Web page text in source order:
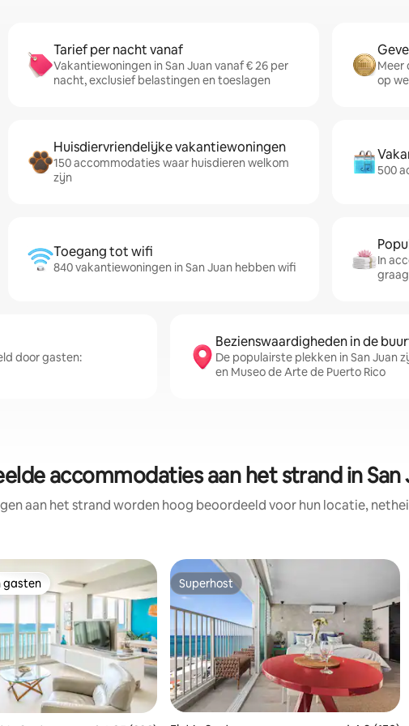
Tarief per nacht vanaf
Vakantiewoningen in San Juan vanaf € 26 per
nacht, exclusief belastingen en toeslagen
Meer
op
Huisdiervriendelijke vakantiewoningen
150 accommodaties waar huisdieren welkom
zijn
500
Toegang tot wifi
840 vakantiewoningen in San Juan hebben wifi
In
door gasten:
Bezienswaardigheden in de
De populairste plekken in San Juan
en Museo de Arte de Puerto Rico
accommodaties aan het strand in San
aan het strand worden hoog beoordeeld voor hun locatie,
gasten
gasten Superhost
Superhost